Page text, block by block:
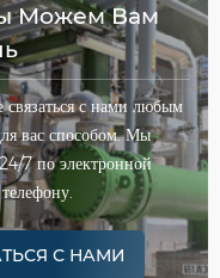
Можем Вам
с нами любым
вас способом. Мы
7 по электронной
С НАМИ